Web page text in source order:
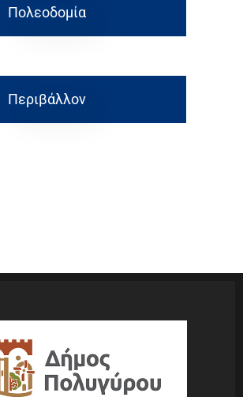
Πολεοδομία
Περιβάλλον